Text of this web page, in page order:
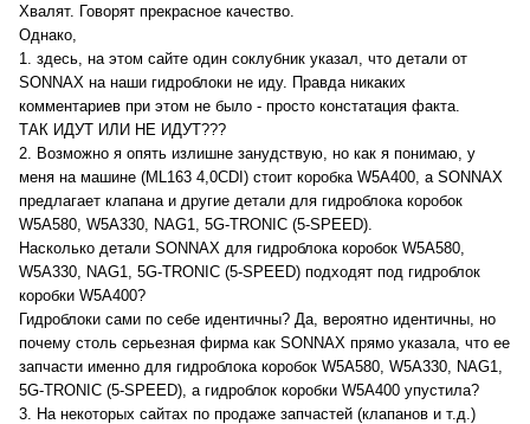
Хвалят. Говорят прекрасное качество.
Однако,
1. здесь, на этом сайте один соклубник указал, что детали от
SONNAX на наши гидроблоки не иду. Правда никаких
комментариев при этом не было - просто констатация факта.
ТАК ИДУТ ИЛИ НЕ ИДУТ???
2. Возможно я опять излишне занудствую, но как я понимаю, у
меня на машине (ML163 4,0CDI) стоит коробка W5A400, а SONNAX
предлагает клапана и другие детали для гидроблока коробок
W5A580, W5A330, NAG1, 5G-TRONIC (5-SPEED).
Насколько детали SONNAX для гидроблока коробок W5A580,
W5A330, NAG1, 5G-TRONIC (5-SPEED) подходят под гидроблок
коробки W5A400?
Гидроблоки сами по себе идентичны? Да, вероятно идентичны, но
почему столь серьезная фирма как SONNAX прямо указала, что ее
запчасти именно для гидроблока коробок W5A580, W5A330, NAG1,
5G-TRONIC (5-SPEED), а гидроблок коробки W5A400 упустила?
3. На некоторых сайтах по продаже запчастей (клапанов и т.д.)